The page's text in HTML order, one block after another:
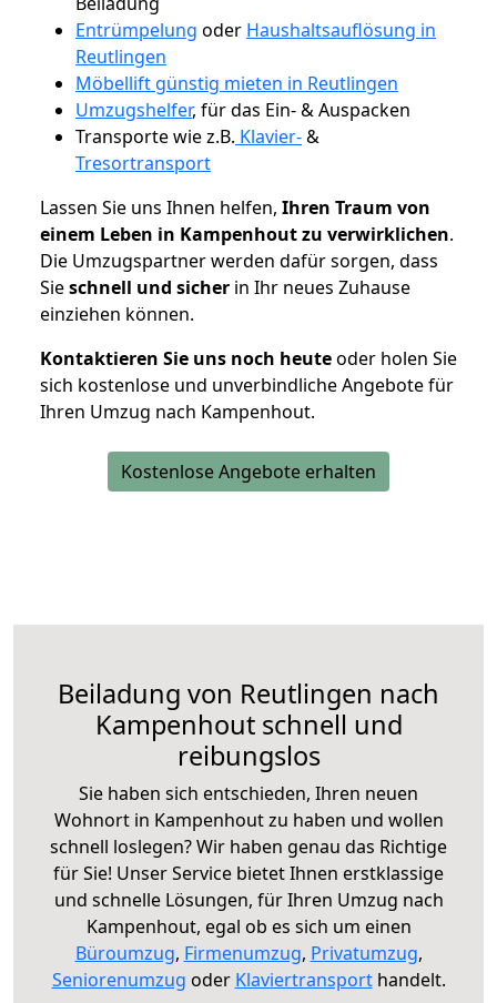
Entrümpelung oder Haushaltsauflösung in
Reutlingen
Möbellift günstig mieten in Reutlingen
Umzugshelfer, für das Ein- & Auspacken
Transporte wie z.B. Klavier-&
Tresortransport
Lassen Sie uns Ihnen helfen, Ihren Traum von
einem Leben in Kampenhout zu verwirklichen.
Die Umzugspartner werden dafür sorgen, dass
Sieschnell und sicher in Ihr neues Zuhause
einziehen können.
Kontaktieren Sie uns noch heuteoder holen Sie
sich kostenlose und unverbindliche Angebote für
Ihren Umzug nach Kampenhout.
Kostenlose Angebote erhalten
Beiladung von Reutlingen nach
Kampenhout schnell und
reibungslos
Sie haben sich entschieden, Ihren neuen
Wohnort in Kampenhout zu haben und wollen
schnell loslegen? Wir haben genau das Richtige
für Sie! Unser Service bietet Ihnen erstklassige
und schnelle Lösungen, für Ihren Umzug nach
Kampenhout, egal ob es sich um einen
Büroumzug, Firmenumzug, Privatumzug,
Seniorenumzug oder Klaviertransporthandelt.